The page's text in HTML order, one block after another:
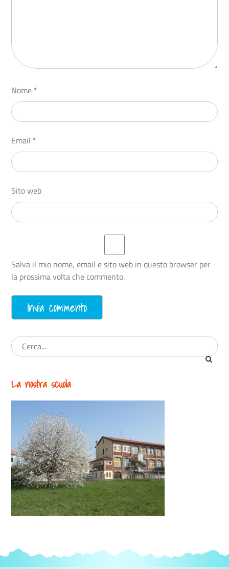
Nome *
Email *
Sito web
Salva il mio nome, email e sito web in questo browser per
la prossima volta che commento.
La nostra scuola